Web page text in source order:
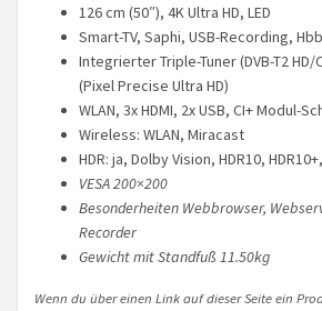
126 cm (50″), 4K Ultra HD, LED
Smart-TV, Saphi, USB-Recording,
Integrierter Triple-Tuner (DVB-T2 HD/
(Pixel Precise Ultra HD)
WLAN, 3x HDMI, 2x USB, CI+ Modul-
Wireless: WLAN, Miracast
HDR: ja, Dolby Vision, HDR10,
VESA 200×200
Besonderheiten Webbrowser,
Recorder
Gewicht mit Standfuß 11.50kg
Wenn du über einen Link auf dieser Seite ein